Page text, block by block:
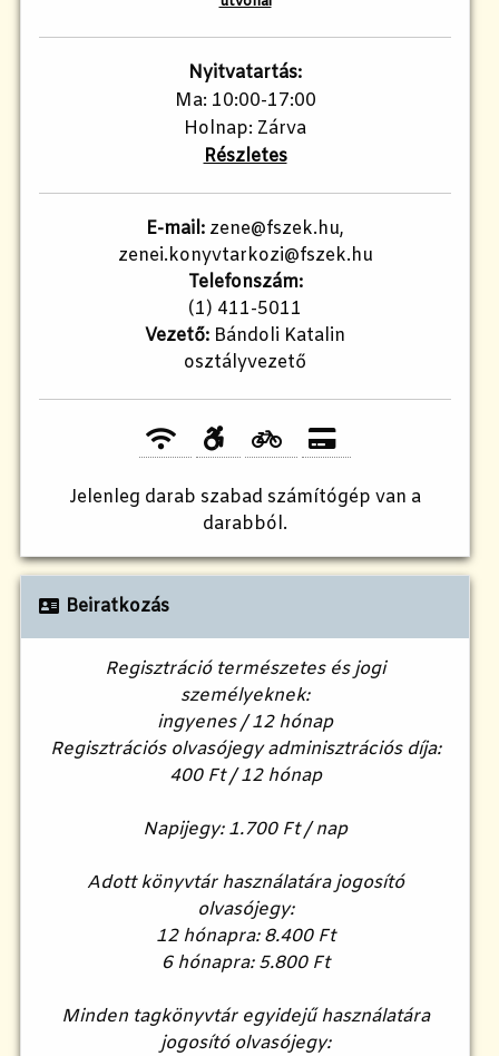
Nyitvatartás:
Ma: 10:00-17:00
Holnap: Zárva
Részletes
E-mail: zene@fszek.hu,
zenei.konyvtarkozi@fszek.hu
Telefonszám:
(1) 411-5011
Vezető: Bándoli Katalin
osztályvezető
Jelenleg darab szabad számítógép van a
darabból.
Beiratkozás
Regisztráció természetes és jogi
személyeknek:
ingyenes / 12 hónap
Regisztrációs olvasójegy adminisztrációs díja:
400 Ft / 12 hónap
Napijegy: 1.700 Ft / nap
Adott könyvtár használatára jogosító
olvasójegy:
12 hónapra: 8.400 Ft
6 hónapra: 5.800 Ft
Minden tagkönyvtár egyidejű használatára
jogosító olvasójegy: